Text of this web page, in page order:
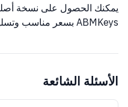
ABMKeys بسعر مناسب وتسليم فوري عبر واتساب.
الأسئلة الشائعة